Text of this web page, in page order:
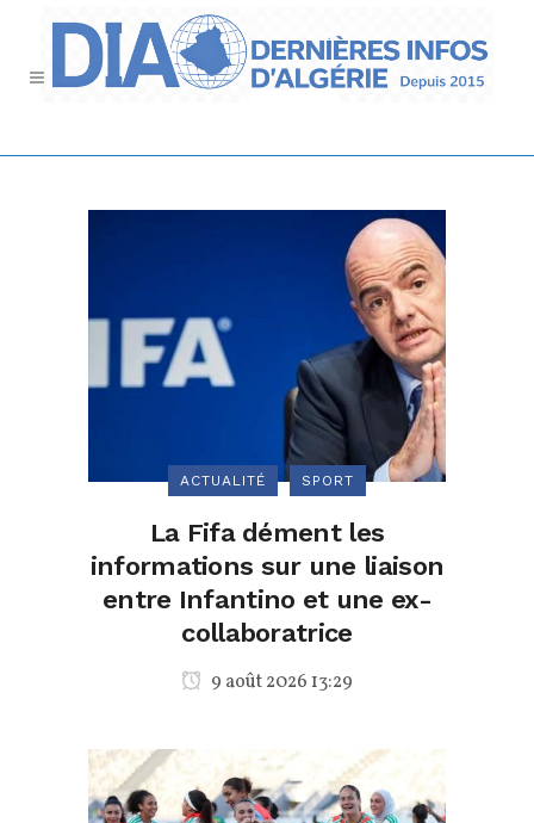
ACTUALITÉ SPORT
La Fifa dément les
informations sur une liaison
entre Infantino et une ex-
collaboratrice
9 août 2026 13:29